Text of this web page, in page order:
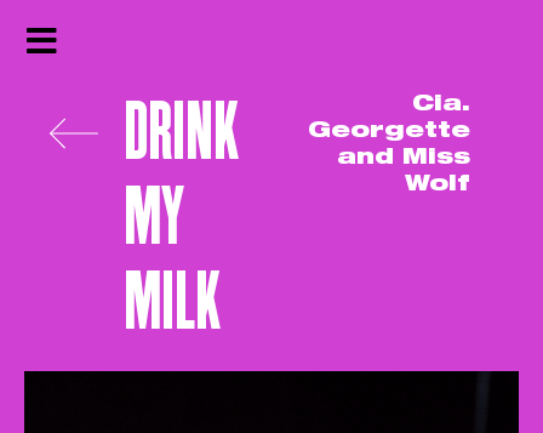
DRINK
MY
MILK
Cia.
Georgette
and Miss
Wolf